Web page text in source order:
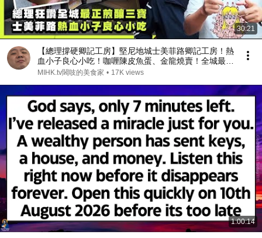
30:21
【總理撐硬卿記工房】堅尼地城士美菲路卿記工房！熱
血小子良心小吃！咖喱陳皮魚蛋、金龍燒賣！全城最正
煎釀三寶！豆腐靚，魚肉正！老闆媽媽私房椒麻雞！令
MIHK.tv閪吱的美食家 • 17K views
1:00:14